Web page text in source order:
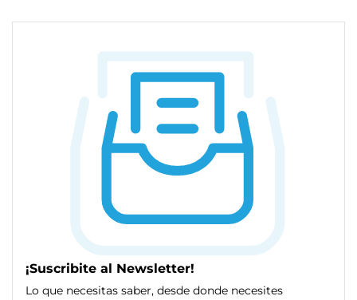
¡Suscribite al Newsletter!
Lo que necesitas saber, desde donde necesites